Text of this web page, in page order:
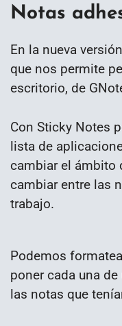
Notas
En la nueva
que nos permite
escritorio, de
Con Sticky Notes
lista de
cambiar el ámbito
cambiar entre las
trabajo.
Podemos
poner cada una
las notas que